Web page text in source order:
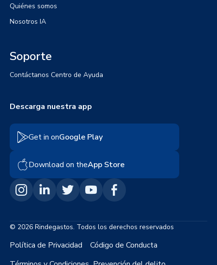
Quiénes somos
Nosotros IA
Soporte
Contáctanos Centro de Ayuda
© 2026 Rindegastos. Todos los derechos reservados
Política de Privacidad
Código de Conducta
Descarga nuestra app
Get in onGoogle Play
Download on theApp Store